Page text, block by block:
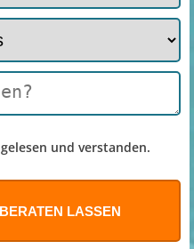
gelesen und verstanden.